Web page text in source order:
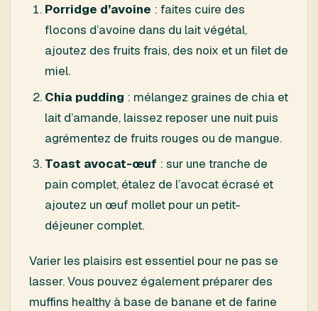
Porridge d’avoine : faites cuire des
flocons d’avoine dans du lait végétal,
ajoutez des fruits frais, des noix et un filet de
miel.
Chia pudding : mélangez graines de chia et
lait d’amande, laissez reposer une nuit puis
agrémentez de fruits rouges ou de mangue.
Toast avocat-œuf : sur une tranche de
pain complet, étalez de l’avocat écrasé et
ajoutez un œuf mollet pour un petit-
déjeuner complet.
Varier les plaisirs est essentiel pour ne pas se
lasser. Vous pouvez également préparer des
muffins healthy à base de banane et de farine